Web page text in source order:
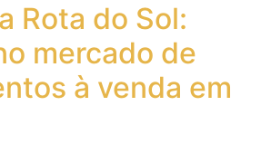
Rota do Sol:
mercado de
à venda em